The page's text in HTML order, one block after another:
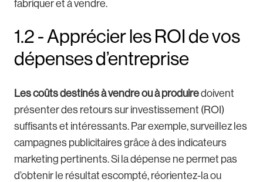
fabriquer et à vendre.
1.2 - Apprécier les ROI de vos
dépenses d’entreprise
Les coûts destinés à vendre ou à produiredoivent
présenter des retours sur investissement (ROI)
suffisants et intéressants. Par exemple, surveillez les
campagnes publicitaires grâce à des indicateurs
marketing pertinents. Si la dépense ne permet pas
d’obtenir le résultat escompté, réorientez-la ou